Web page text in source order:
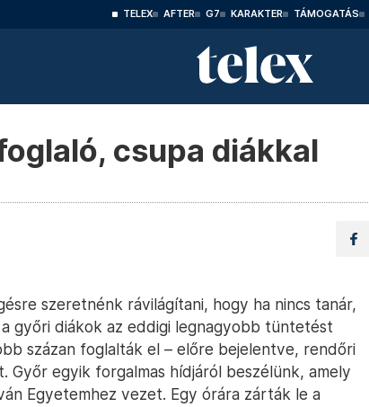
TELEX AFTER G7 KARAKTER TÁMOGATÁS
csupa diákkal
szeretnénk rávilágítani, hogy ha nincs tanár,
győri diákok az eddigi legnagyobb tüntetést
százan foglalták el – előre bejelentve, rendőri
egyik forgalmas hídjáról beszélünk, amely
Egyetemhez vezet. Egy órára zárták le a